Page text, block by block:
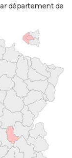
département de